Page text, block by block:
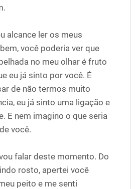
alcance ler os meus
você poderia ver que
no meu olhar é fruto
eu já sinto por você. É
de não termos muito
eu já sinto uma ligação e
E nem imagino o que seria
você.
falar deste momento. Do
rosto, apertei você
peito e me senti